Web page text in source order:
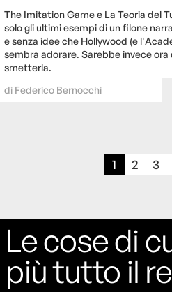
The Imitation Game e La Teoria del
solo gli ultimi esempi di un filone
e senza idee che Hollywood (e
sembra adorare. Sarebbe invece ora
smetterla.
di Federico Bernocchi
1 2 3
Le cose di
più tutto il